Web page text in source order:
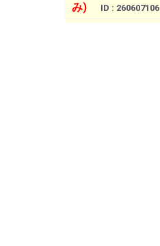
み)
ID : 260607106